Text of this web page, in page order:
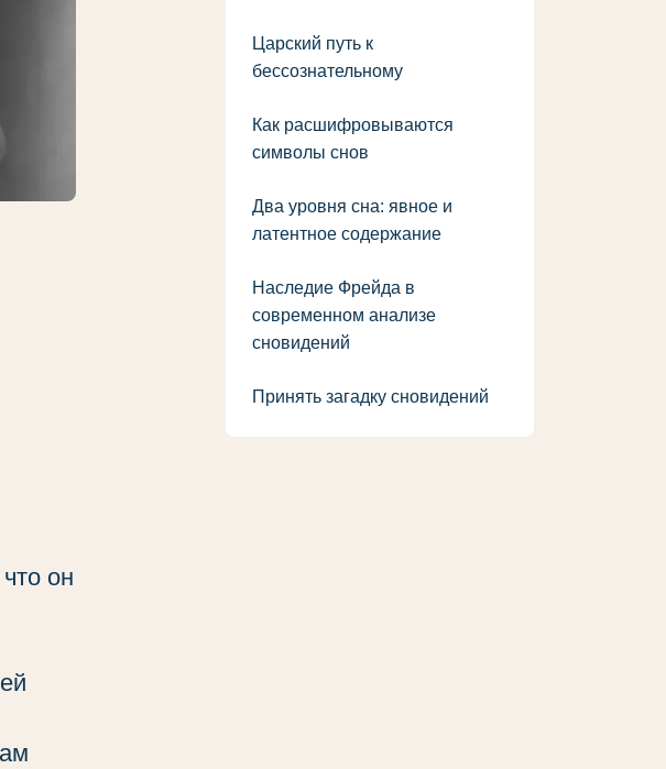
он
Царский путь к
бессознательному
Как расшифровываются
символы снов
Два уровня сна: явное и
латентное содержание
Наследие Фрейда в
современном анализе
сновидений
Принять загадку сновидений